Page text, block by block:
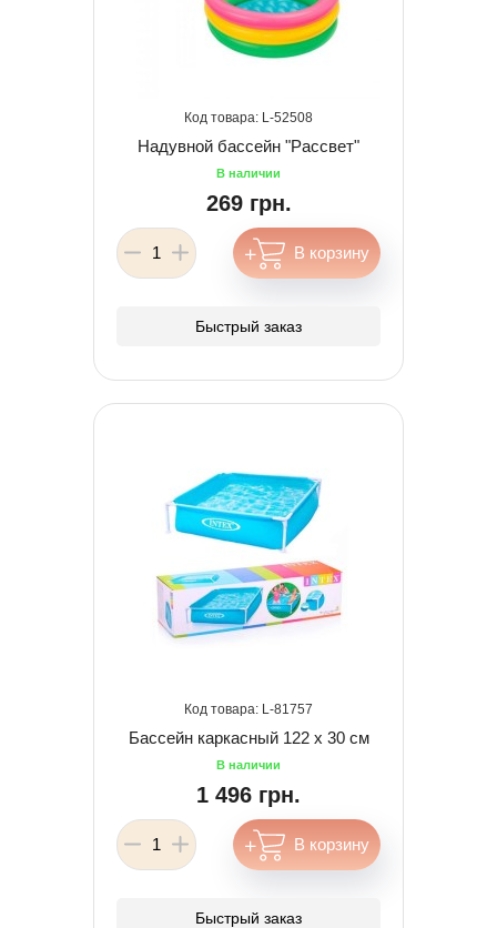
52508
Надувной бассейн "Рассвет"
269 грн.
Быстрый заказ
81757
Бассейн каркасный 122 х 30 см
1 496 грн.
Быстрый заказ